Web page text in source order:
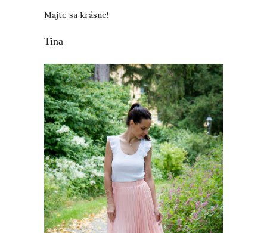
Majte sa krásne!
Tina